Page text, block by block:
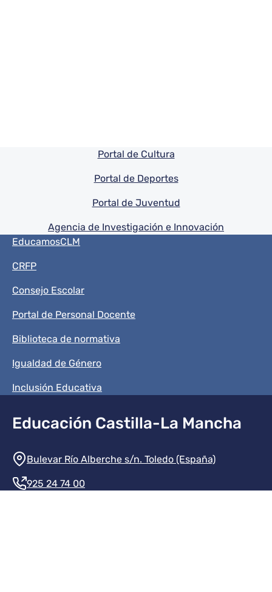
Pie de pagina información
Portal de Cultura
Portal de Deportes
Portal de Juventud
Agencia de Investigación e Innovación
Menú del pie
EducamosCLM
CRFP
Consejo Escolar
Portal de Personal Docente
Biblioteca de normativa
Igualdad de Género
Inclusión Educativa
Educación Castilla-La Mancha
Información de la institución
Bulevar Río Alberche s/n. Toledo (España)
925 24 74 00